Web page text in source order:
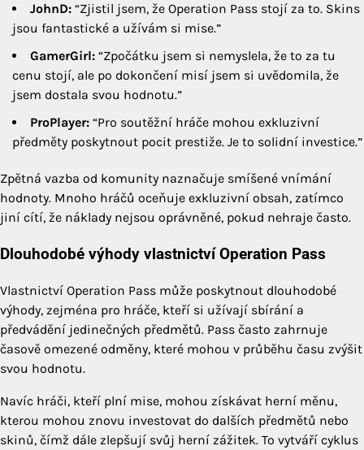
JohnD: “Zjistil jsem, že Operation Pass stojí za to. Skins
jsou fantastické a užívám si mise.”
GamerGirl: “Zpočátku jsem si nemyslela, že to za tu
cenu stojí, ale po dokončení misí jsem si uvědomila, že
jsem dostala svou hodnotu.”
ProPlayer: “Pro soutěžní hráče mohou exkluzivní
předměty poskytnout pocit prestiže. Je to solidní investice.”
Zpětná vazba od komunity naznačuje smíšené vnímání
hodnoty. Mnoho hráčů oceňuje exkluzivní obsah, zatímco
jiní cítí, že náklady nejsou oprávněné, pokud nehraje často.
Dlouhodobé výhody vlastnictví Operation Pass
Vlastnictví Operation Pass může poskytnout dlouhodobé
výhody, zejména pro hráče, kteří si užívají sbírání a
předvádění jedinečných předmětů. Pass často zahrnuje
časově omezené odměny, které mohou v průběhu času zvýšit
svou hodnotu.
Navíc hráči, kteří plní mise, mohou získávat herní měnu,
kterou mohou znovu investovat do dalších předmětů nebo
skinů, čímž dále zlepšují svůj herní zážitek. To vytváří cyklus